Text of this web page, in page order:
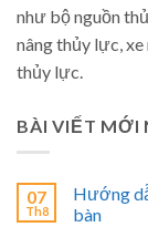
như bộ nguồn
nâng thủy lực, xe
thủy lực.
BÀI VIẾT MỚI
07
Th8
Hướng
bàn